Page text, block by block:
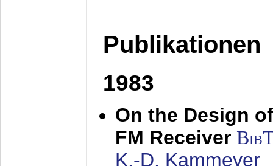
Publikationen
1983
On the Design
FM Receiver
K.-D. Kammeyer